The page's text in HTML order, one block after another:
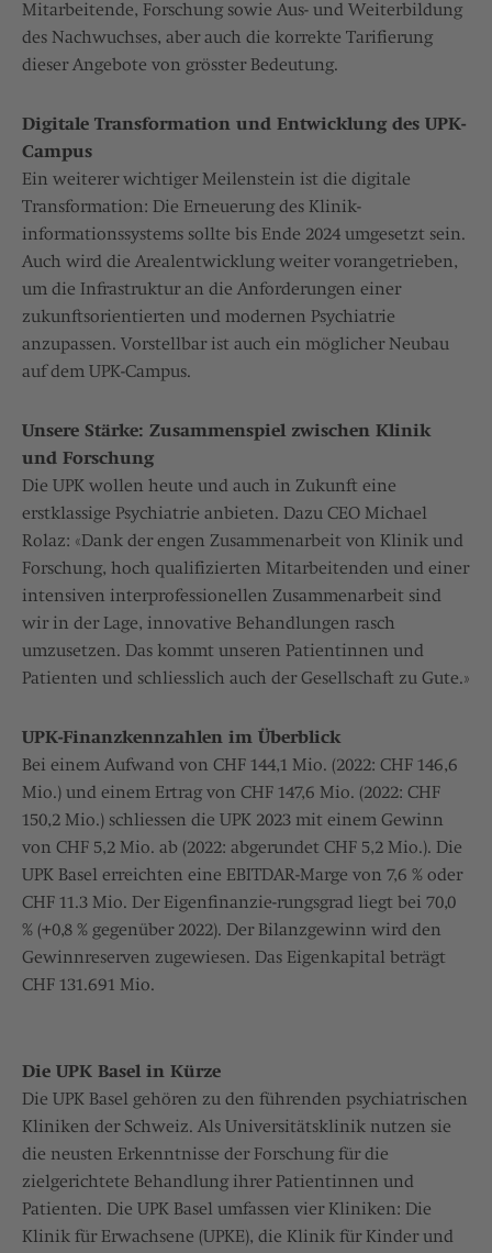
Mitarbeitende, Forschung sowie Aus- und Weiterbildung
des Nachwuchses, aber auch die korrekte Tarifierung
dieser Angebote von grösster Bedeutung.
Digitale Transformation und Entwicklung des UPK-
Campus
Ein weiterer wichtiger Meilenstein ist die digitale
Transformation: Die Erneuerung des Klinik-
informationssystems sollte bis Ende 2024 umgesetzt sein.
Auch wird die Arealentwicklung weiter vorangetrieben,
um die Infrastruktur an die Anforderungen einer
zukunftsorientierten und modernen Psychiatrie
anzupassen. Vorstellbar ist auch ein möglicher Neubau
auf dem UPK-Campus.
Unsere Stärke: Zusammenspiel zwischen Klinik
und Forschung
Die UPK wollen heute und auch in Zukunft eine
erstklassige Psychiatrie anbieten. Dazu CEO Michael
Rolaz: «Dank der engen Zusammenarbeit von Klinik und
Forschung, hoch qualifizierten Mitarbeitenden und einer
intensiven interprofessionellen Zusammenarbeit sind
wir in der Lage, innovative Behandlungen rasch
umzusetzen. Das kommt unseren Patientinnen und
Patienten und schliesslich auch der Gesellschaft zu Gute.»
UPK-Finanzkennzahlen im Überblick
Bei einem Aufwand von CHF 144,1 Mio. (2022: CHF 146,6
Mio.) und einem Ertrag von CHF 147,6 Mio. (2022: CHF
150,2 Mio.) schliessen die UPK 2023 mit einem Gewinn
von CHF 5,2 Mio. ab (2022: abgerundet CHF 5,2 Mio.). Die
UPK Basel erreichten eine EBITDAR-Marge von 7,6 % oder
CHF 11.3 Mio. Der Eigenfinanzie-rungsgrad liegt bei 70,0
% (+0,8 % gegenüber 2022). Der Bilanzgewinn wird den
Gewinnreserven zugewiesen. Das Eigenkapital beträgt
CHF 131.691 Mio.
Die UPK Basel in Kürze
Die UPK Basel gehören zu den führenden psychiatrischen
Kliniken der Schweiz. Als Universitätsklinik nutzen sie
die neusten Erkenntnisse der Forschung für die
zielgerichtete Behandlung ihrer Patientinnen und
Patienten. Die UPK Basel umfassen vier Kliniken: Die
Klinik für Erwachsene (UPKE), die Klinik für Kinder und